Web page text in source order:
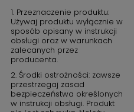
1. Przeznaczenie produktu:
Używaj produktu wyłącznie w
sposób opisany w instrukcji
obsługi oraz w warunkach
zalecanych przez
producenta.
2. Środki ostrożności: zawsze
przestrzegaj zasad
bezpieczeństwa określonych
w instrukcji obsługi. Produkt